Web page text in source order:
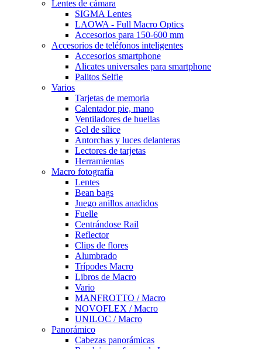
Lentes de cámara
SIGMA Lentes
LAOWA - Full Macro Optics
Accesorios para 150-600 mm
Accesorios de teléfonos inteligentes
Accesorios smartphone
Alicates universales para smartphone
Palitos Selfie
Varios
Tarjetas de memoria
Calentador pie, mano
Ventiladores de huellas
Gel de sílice
Antorchas y luces delanteras
Lectores de tarjetas
Herramientas
Macro fotografía
Lentes
Bean bags
Juego anillos anadidos
Fuelle
Centrándose Rail
Reflector
Clips de flores
Alumbrado
Trípodes Macro
Libros de Macro
Vario
MANFROTTO / Macro
NOVOFLEX / Macro
UNILOC / Macro
Panorámico
Cabezas panorámicas